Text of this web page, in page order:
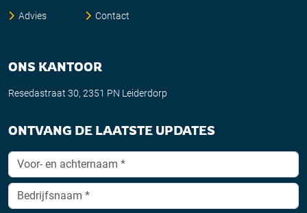
Advies
Contact
ONS KANTOOR
Resedastraat 30, 2351 PN Leiderdorp
ONTVANG DE LAATSTE UPDATES